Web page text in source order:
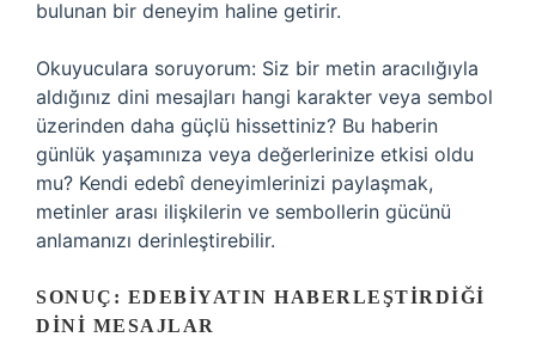
bulunan bir deneyim haline getirir.
Okuyuculara soruyorum: Siz bir metin aracılığıyla
aldığınız dini mesajları hangi karakter veya sembol
üzerinden daha güçlü hissettiniz? Bu haberin
günlük yaşamınıza veya değerlerinize etkisi oldu
mu? Kendi edebî deneyimlerinizi paylaşmak,
metinler arası ilişkilerin ve sembollerin gücünü
anlamanızı derinleştirebilir.
SONUÇ: EDEBIYATIN HABERLEŞTIRDIĞI
DINI MESAJLAR